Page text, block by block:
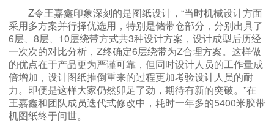
Z令王嘉鑫印象深刻的是图纸设计，“当时机械设计方面
采用多方案并行择优选用，特别是储带仓部分，分别出具了
6层、8层、10层绕带方式共3种设计方案，设计成型后历经
一次次的对比分析，Z终确定6层绕带为Z合理方案。这样做
的优点在于产品更为严谨可靠，但同时设计人员的工作量成
倍增加，设计图纸推倒重来的过程更加考验设计人员的耐
力。即便是这样大家仍然卯足了劲，期待有新的突破。”在
王嘉鑫和团队成员迭代式修改中，耗时一年多的5400米胶带
机图纸终于问世。